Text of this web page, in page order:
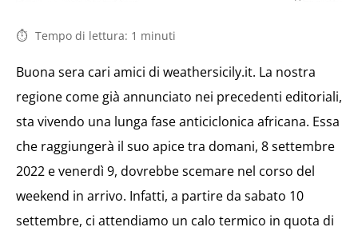
Tempo di lettura: 1 minuti
Buona sera cari amici di weathersicily.it. La nostra
regione come già annunciato nei precedenti editoriali,
sta vivendo una lunga fase anticiclonica africana. Essa
che raggiungerà il suo apice tra domani, 8 settembre
2022 e venerdì 9, dovrebbe scemare nel corso del
weekend in arrivo. Infatti, a partire da sabato 10
settembre, ci attendiamo un calo termico in quota di